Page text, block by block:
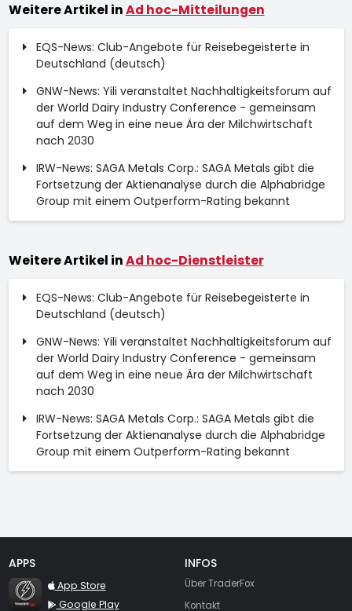
Weitere Artikel inAd hoc-Mitteilungen
EQS-News: Club-Angebote für Reisebegeisterte in
Deutschland (deutsch)
GNW-News: Yili veranstaltet Nachhaltigkeitsforum auf
der World Dairy Industry Conference - gemeinsam
auf dem Weg in eine neue Ära der Milchwirtschaft
nach 2030
IRW-News: SAGA Metals Corp.: SAGA Metals gibt die
Fortsetzung der Aktienanalyse durch die Alphabridge
Group mit einem Outperform-Rating bekannt
Weitere Artikel inAd hoc-Dienstleister
EQS-News: Club-Angebote für Reisebegeisterte in
Deutschland (deutsch)
GNW-News: Yili veranstaltet Nachhaltigkeitsforum auf
der World Dairy Industry Conference - gemeinsam
auf dem Weg in eine neue Ära der Milchwirtschaft
nach 2030
IRW-News: SAGA Metals Corp.: SAGA Metals gibt die
Fortsetzung der Aktienanalyse durch die Alphabridge
Group mit einem Outperform-Rating bekannt
APPS
TraderFox Flash
App Store
Google Play
INFOS
Über TraderFox
Kontakt